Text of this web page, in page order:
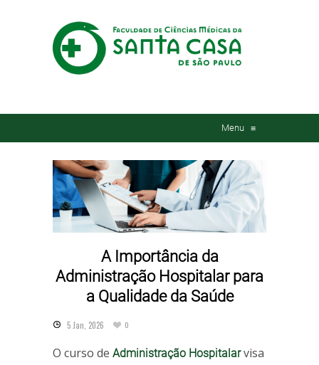
Menu ≡
A Importância da
Administração Hospitalar para
a Qualidade da Saúde
5 Jan, 2026 0
O curso de Administração Hospitalarvisa